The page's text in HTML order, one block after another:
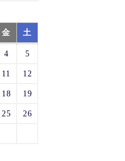
金 土
4 5
11 12
18 19
25 26